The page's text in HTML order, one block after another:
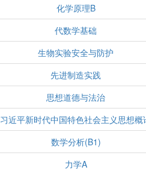
化学原理B
代数学基础
生物实验安全与防护
先进制造实践
思想道德与法治
习近平新时代中国特色社会主义思想概
数学分析(B1)
力学A